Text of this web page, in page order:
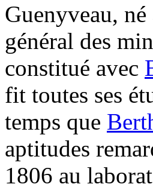
Guenyveau,
général des
constitué avec
fit toutes ses
temps que
aptitudes
1806 au